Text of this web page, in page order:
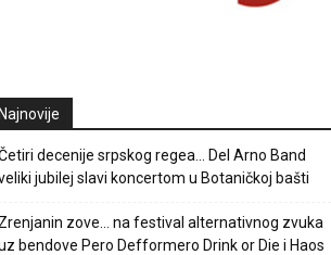
decenije srpskog regea… Del Arno Band
jubilej slavi koncertom u Botaničkoj bašti
zove… na festival alternativnog zvuka
bendove Pero Defformero Drink or Die i Haos